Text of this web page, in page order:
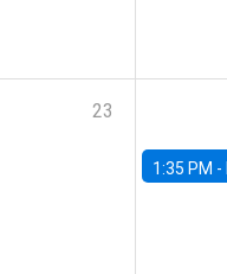
23
1:35 PM -